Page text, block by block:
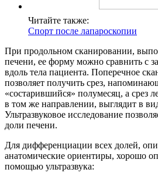
Читайте также:
Спорт после лапароскопии
При продольном сканировании,
печени, ее форму можно сравнить с
вдоль тела пациента. Поперечное
позволяет получить срез,
«состарившийся» полумесяц, а срез
в том же направлении, выглядит в
Ультразвуковое исследование
доли печени.
Для дифференциации всех долей,
анатомические ориентиры, хорошо
помощью ультразвука: